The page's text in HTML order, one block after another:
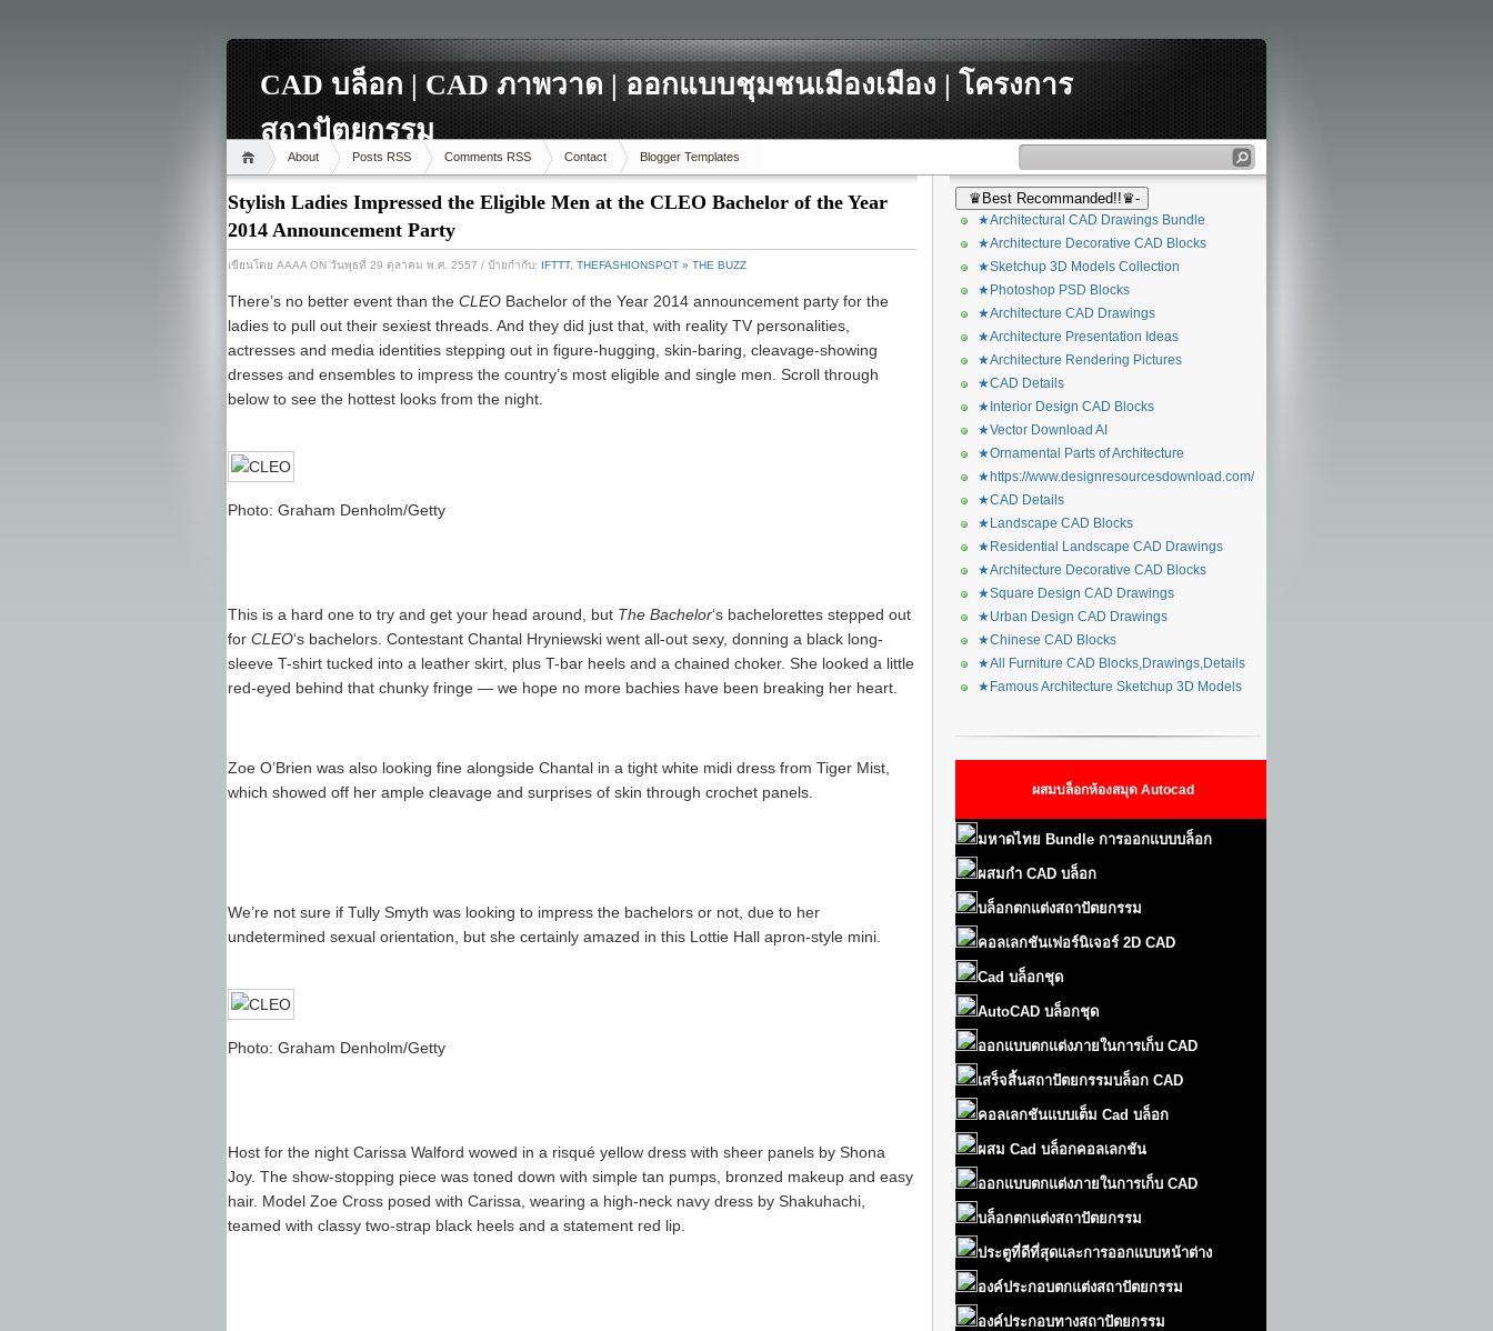
CAD บล็อก | CAD ภาพวาด | ออกแบบชุมชนเมืองเมือง | โครงการ
สถาปัตยกรรม
About Posts RSS Comments RSS Contact Blogger Templates
Stylish Ladies Impressed the Eligible Men at the CLEO Bachelor of the Year
2014 Announcement Party
เขียนโดย AAAA ON วันพุธที่ 29 ตุลาคม พ.ศ. 2557 / ป้ายกำกับ: IFTTT, THEFASHIONSPOT » THE BUZZ
There’s no better event than the CLEO Bachelor of the Year 2014 announcement party for the
ladies to pull out their sexiest threads. And they did just that, with reality TV personalities,
actresses and media identities stepping out in figure-hugging, skin-baring, cleavage-showing
dresses and ensembles to impress the country’s most eligible and single men. Scroll through
below to see the hottest looks from the night.
Photo: Graham Denholm/Getty
This is a hard one to try and get your head around, but The Bachelor‘s bachelorettes stepped out
for CLEO‘s bachelors. Contestant Chantal Hryniewski went all-out sexy, donning a black long-
sleeve T-shirt tucked into a leather skirt, plus T-bar heels and a chained choker. She looked a little
red-eyed behind that chunky fringe — we hope no more bachies have been breaking her heart.
Zoe O’Brien was also looking fine alongside Chantal in a tight white midi dress from Tiger Mist,
which showed off her ample cleavage and surprises of skin through crochet panels.
We’re not sure if Tully Smyth was looking to impress the bachelors or not, due to her
undetermined sexual orientation, but she certainly amazed in this Lottie Hall apron-style mini.
Photo: Graham Denholm/Getty
Host for the night Carissa Walford wowed in a risqué yellow dress with sheer panels by Shona
Joy. The show-stopping piece was toned down with simple tan pumps, bronzed makeup and easy
hair. Model Zoe Cross posed with Carissa, wearing a high-neck navy dress by Shakuhachi,
teamed with classy two-strap black heels and a statement red lip.
♛Best Recommanded!!♛-
★Architectural CAD Drawings Bundle
★Architecture Decorative CAD Blocks
★Sketchup 3D Models Collection
★Photoshop PSD Blocks
★Architecture CAD Drawings
★Architecture Presentation Ideas
★Architecture Rendering Pictures
★CAD Details
★Interior Design CAD Blocks
★Vector Download AI
★Ornamental Parts of Architecture
★https://www.designresourcesdownload.com/
★CAD Details
★Landscape CAD Blocks
★Residential Landscape CAD Drawings
★Architecture Decorative CAD Blocks
★Square Design CAD Drawings
★Urban Design CAD Drawings
★Chinese CAD Blocks
★All Furniture CAD Blocks,Drawings,Details
★Famous Architecture Sketchup 3D Models
ผสมบล็อกห้องสมุด Autocad
มหาดไทย Bundle การออกแบบบล็อก
ผสมกำ CAD บล็อก
บล็อกตกแต่งสถาปัตยกรรม
คอลเลกชันเฟอร์นิเจอร์ 2D CAD
Cad บล็อกชุด
AutoCAD บล็อกชุด
ออกแบบตกแต่งภายในการเก็บ CAD
เสร็จสิ้นสถาปัตยกรรมบล็อก CAD
คอลเลกชันแบบเต็ม Cad บล็อก
ผสม Cad บล็อกคอลเลกชัน
ออกแบบตกแต่งภายในการเก็บ CAD
บล็อกตกแต่งสถาปัตยกรรม
ประตูที่ดีที่สุดและการออกแบบหน้าต่าง
องค์ประกอบตกแต่งสถาปัตยกรรม
องค์ประกอบทางสถาปัตยกรรม